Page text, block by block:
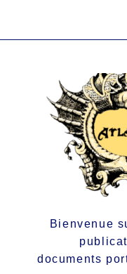
Bienvenue
documents